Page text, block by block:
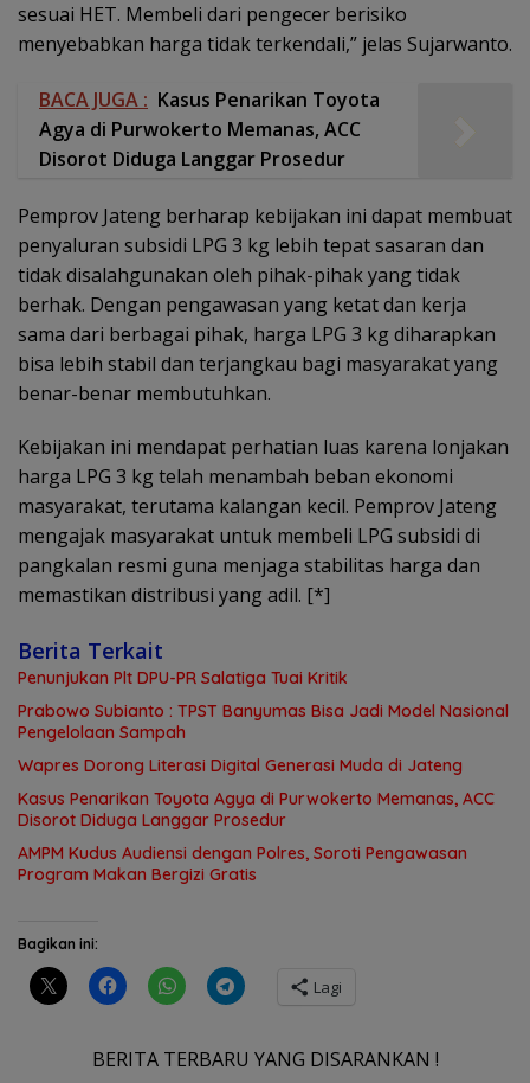
sesuai HET. Membeli dari pengecer berisiko
menyebabkan harga tidak terkendali,” jelas Sujarwanto.
BACA JUGA : Kasus Penarikan Toyota
Agya di Purwokerto Memanas, ACC
Disorot Diduga Langgar Prosedur
Pemprov Jateng berharap kebijakan ini dapat membuat
penyaluran subsidi LPG 3 kg lebih tepat sasaran dan
tidak disalahgunakan oleh pihak-pihak yang tidak
berhak. Dengan pengawasan yang ketat dan kerja
sama dari berbagai pihak, harga LPG 3 kg diharapkan
bisa lebih stabil dan terjangkau bagi masyarakat yang
benar-benar membutuhkan.
Kebijakan ini mendapat perhatian luas karena lonjakan
harga LPG 3 kg telah menambah beban ekonomi
masyarakat, terutama kalangan kecil. Pemprov Jateng
mengajak masyarakat untuk membeli LPG subsidi di
pangkalan resmi guna menjaga stabilitas harga dan
memastikan distribusi yang adil. [*]
Berita Terkait
Penunjukan Plt DPU-PR Salatiga Tuai Kritik
Prabowo Subianto : TPST Banyumas Bisa Jadi Model Nasional
Pengelolaan Sampah
Wapres Dorong Literasi Digital Generasi Muda di Jateng
Kasus Penarikan Toyota Agya di Purwokerto Memanas, ACC
Disorot Diduga Langgar Prosedur
AMPM Kudus Audiensi dengan Polres, Soroti Pengawasan
Program Makan Bergizi Gratis
Bagikan ini:
Lagi
BERITA TERBARU YANG DISARANKAN !